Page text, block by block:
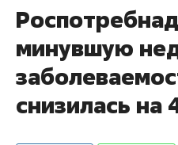
минувшую
снизилась на